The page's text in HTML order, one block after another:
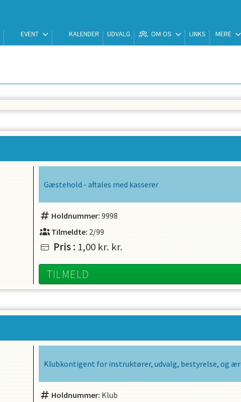
EVENT KALENDER UDVALG OM OS LINKS MERE
Gæstehold - aftales med kasserer
Holdnummer: 9998
Tilmeldte: 2/99
Pris: 1,00 kr. kr.
TILMELD
Klubkontigent for instruktører, udvalg, bestyrelse, og
Holdnummer: Klub